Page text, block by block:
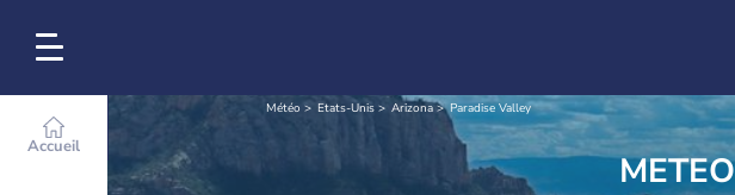
Accueil
Météo Etats-Unis Arizona Paradise Valley